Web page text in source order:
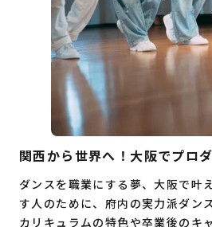
関西から世界へ！大阪でプロ
ダンスを職業にする夢、大阪で叶
す人のために、府内の実力派ダン
カリキュラムの特色や卒業後のキ